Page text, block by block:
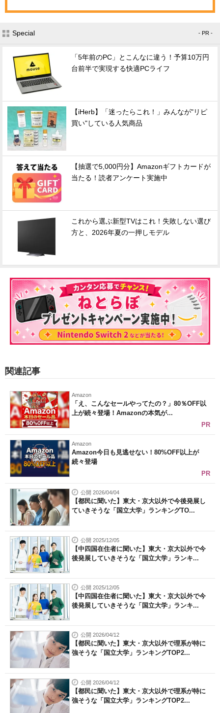
Special - PR -
「5年前のPC」とこんなに違う！予算10万円
台前半で実現する快適PCライフ
【iHerb】「迷ったらこれ！」みんなが"リピ
買い"している人気商品
【抽選で5,000円分】Amazonギフトカードが
当たる！読者アンケート実施中
これから選ぶ新型TVはこれ！失敗しない選び
方と、2026年夏の一押しモデル
関連記事
Amazon
「え、こんなセールやってたの？」80％OFF以
上が続々登場！Amazonの本気が...
PR
Amazon
Amazon今日も見逃せない！80%OFF以上が
続々登場
PR
公開 2026/04/04
【都民に聞いた】東大・京大以外で今後発展し
ていきそうな「国立大学」ランキングTO...
公開 2025/12/05
【中四国在住者に聞いた】東大・京大以外で今
後発展していきそうな「国立大学」ランキ...
公開 2025/12/05
【中四国在住者に聞いた】東大・京大以外で今
後発展していきそうな「国立大学」ランキ...
公開 2026/04/12
【都民に聞いた】東大・京大以外で理系が特に
強そうな「国立大学」ランキングTOP2...
公開 2026/04/12
【都民に聞いた】東大・京大以外で理系が特に
強そうな「国立大学」ランキングTOP2...